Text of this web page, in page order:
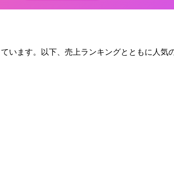
ます。以下、売上ランキングとともに人気